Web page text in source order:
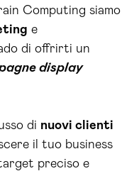
Computing siamo
e
di offrirti un
display
di nuovi clienti
il tuo business
preciso e